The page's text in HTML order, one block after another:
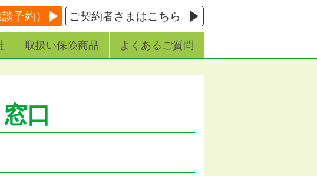
予約） ご契約者さまはこちら
取扱い保険商品 よくあるご質問
口